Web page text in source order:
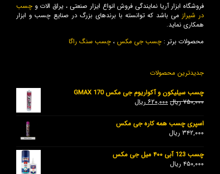
فروشگاه ابزار آریا نمایندگی فروش انواع ایزار صنعتی ، یراق الات و چسب
در شیراز می باشد که توانسته با برندهای بزرگ در صنایع چسب و ابزار
همکاری نماید.
محصولات برتر : چسب جی مکس، چسب سنگ راگا
جدیدترین محصولات
چسب سیلیکون و آکواریوم جی مکس GMAX 170
۷۵۰,۰۰۰ریال۶۲۰,۰۰۰ریال
اسپری چسب همه کاره جی مکس
۳۴۲,۰۰۰ ریال
چسب 123 آبی ۴۰۰ میل جی مکس
۴۵۰,۰۰۰ ریال